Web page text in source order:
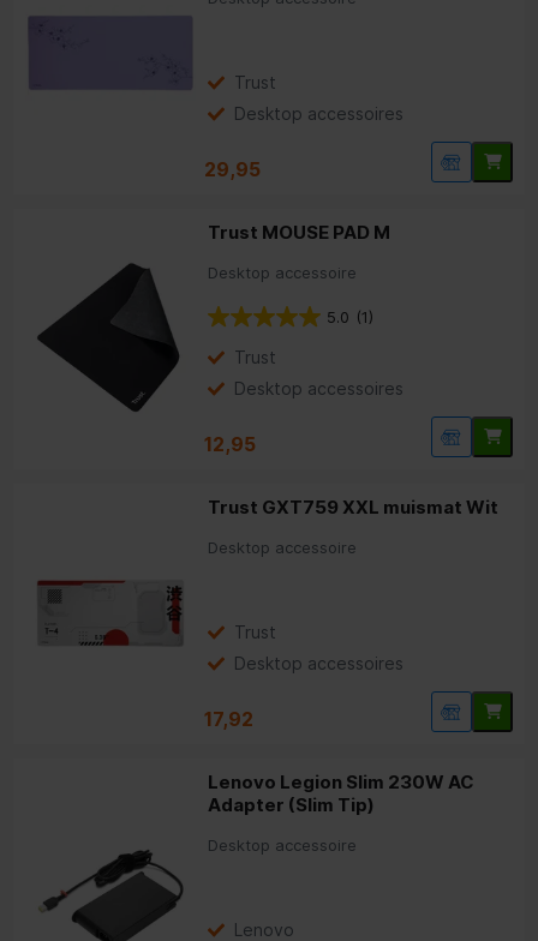
Trust
Desktop accessoires
29,95
Trust MOUSE PAD M
Desktop accessoire
5.0 (1)
Trust
Desktop accessoires
12,95
Trust GXT759 XXL muismat Wit
Desktop accessoire
Trust
Desktop accessoires
17,92
Lenovo Legion Slim 230W AC
Adapter (Slim Tip)
Desktop accessoire
Lenovo